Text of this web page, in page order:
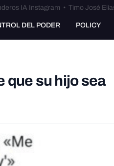
IA Instagram • Timo José
DEL PODER POLICY
que su hijo sea